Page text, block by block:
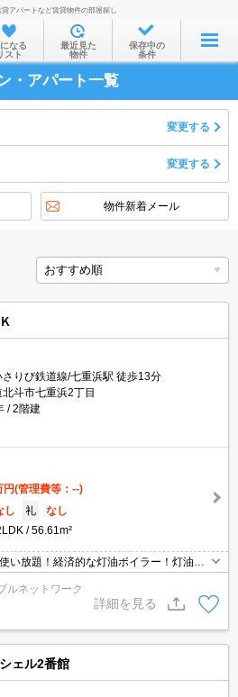
お部屋を探す
沿線・駅から
住所から
物件特集から
不動産会社から
TOP
アパートなど賃貸物件の部屋探し
なる
スト
最近見た
物件
保存中の
条件
・アパート一覧
変更する
変更する
物件新着メール
さりび鉄道線/七重浜駅 徒歩13分
斗市七重浜2丁目
2階建
円(管理費等：--)
し 礼
なし
56.61m²
い放題！経済的な灯油ボイラー！灯油暖
ルネットワーク
詳細を見る
ェル2番館